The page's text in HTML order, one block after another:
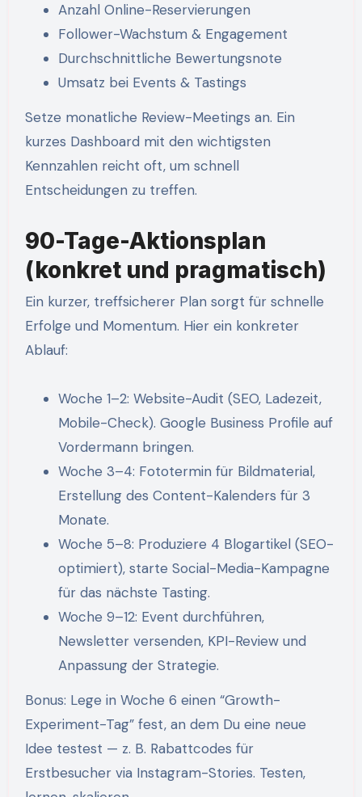
Anzahl Online-Reservierungen
Follower-Wachstum & Engagement
Durchschnittliche Bewertungsnote
Umsatz bei Events & Tastings
Setze monatliche Review-Meetings an. Ein
kurzes Dashboard mit den wichtigsten
Kennzahlen reicht oft, um schnell
Entscheidungen zu treffen.
90-Tage-Aktionsplan
(konkret und pragmatisch)
Ein kurzer, treffsicherer Plan sorgt für schnelle
Erfolge und Momentum. Hier ein konkreter
Ablauf:
Woche 1–2: Website-Audit (SEO, Ladezeit,
Mobile-Check). Google Business Profile auf
Vordermann bringen.
Woche 3–4: Fototermin für Bildmaterial,
Erstellung des Content-Kalenders für 3
Monate.
Woche 5–8: Produziere 4 Blogartikel (SEO-
optimiert), starte Social-Media-Kampagne
für das nächste Tasting.
Woche 9–12: Event durchführen,
Newsletter versenden, KPI-Review und
Anpassung der Strategie.
Bonus: Lege in Woche 6 einen “Growth-
Experiment-Tag” fest, an dem Du eine neue
Idee testest — z. B. Rabattcodes für
Erstbesucher via Instagram-Stories. Testen,